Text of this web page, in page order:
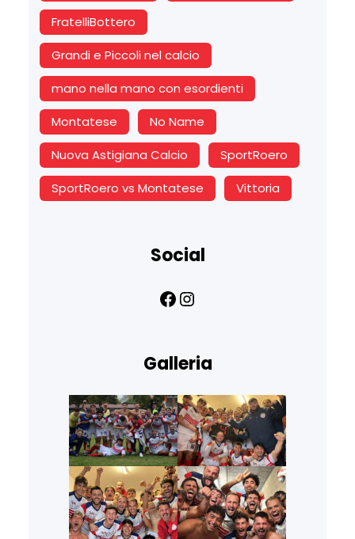
FratelliBottero
Grandi e Piccoli nel calcio
mano nella mano con esordienti
Montatese
No Name
Nuova Astigiana Calcio
SportRoero
SportRoero vs Montatese
Vittoria
Social
Facebook Instagram
Galleria